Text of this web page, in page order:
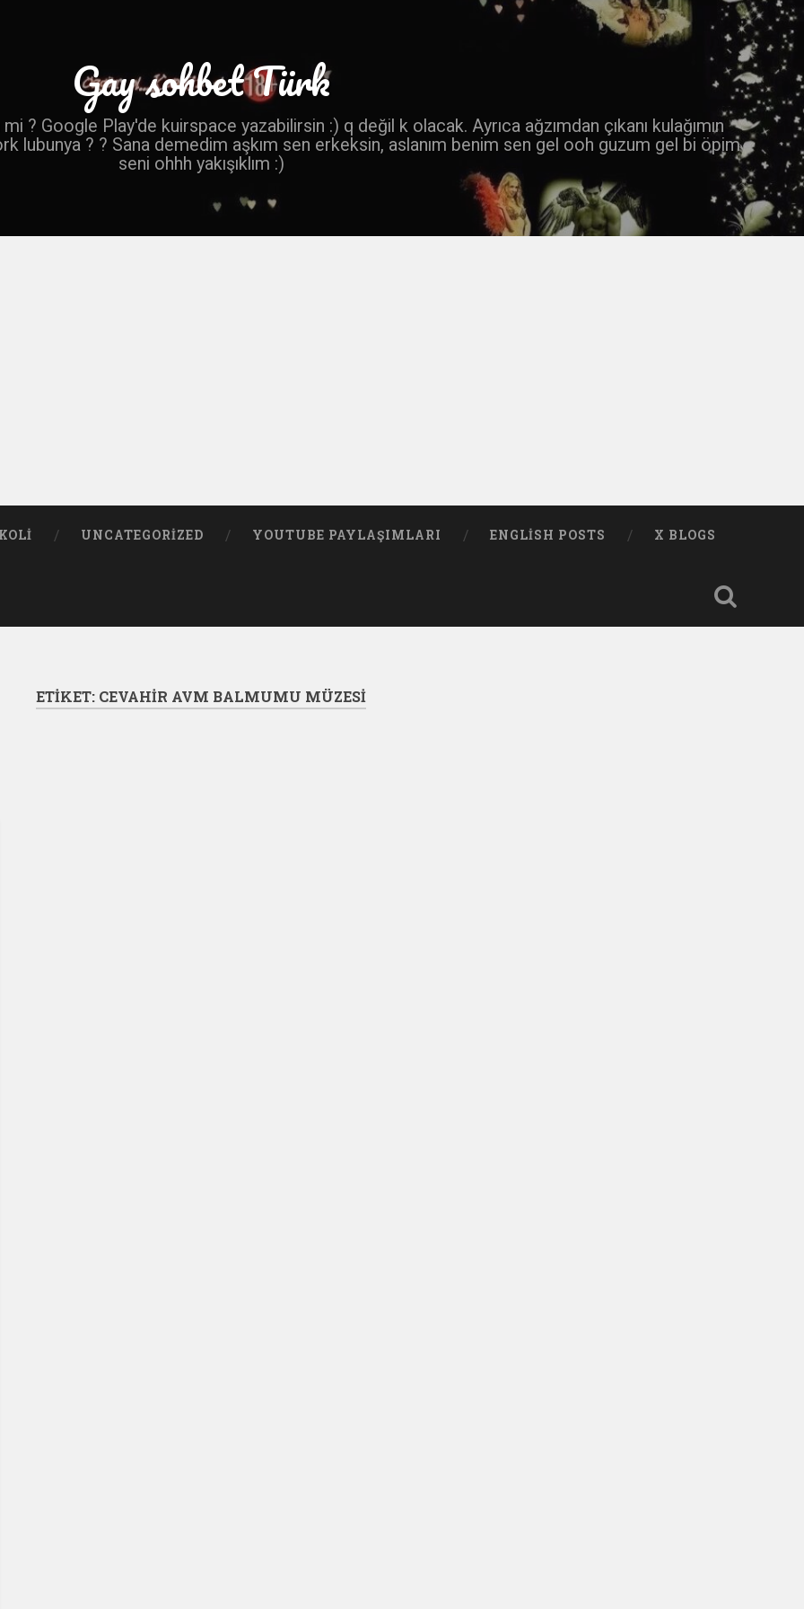
Gay sohbet Türk
? Google Play'de kuirspace yazabilirsin :) q değil k olacak. Ayrıca ağzımdan çıkanı kulağımın
lubunya ? ? Sana demedim aşkım sen erkeksin, aslanım benim sen gel ooh guzum gel bi öpim
seni ohhh yakışıklım :)
UNCATEGORIZED YOUTUBE PAYLAŞIMLARI ENGLISH POSTS X BLOGS
ETIKET: CEVAHIR AVM BALMUMU MÜZESI